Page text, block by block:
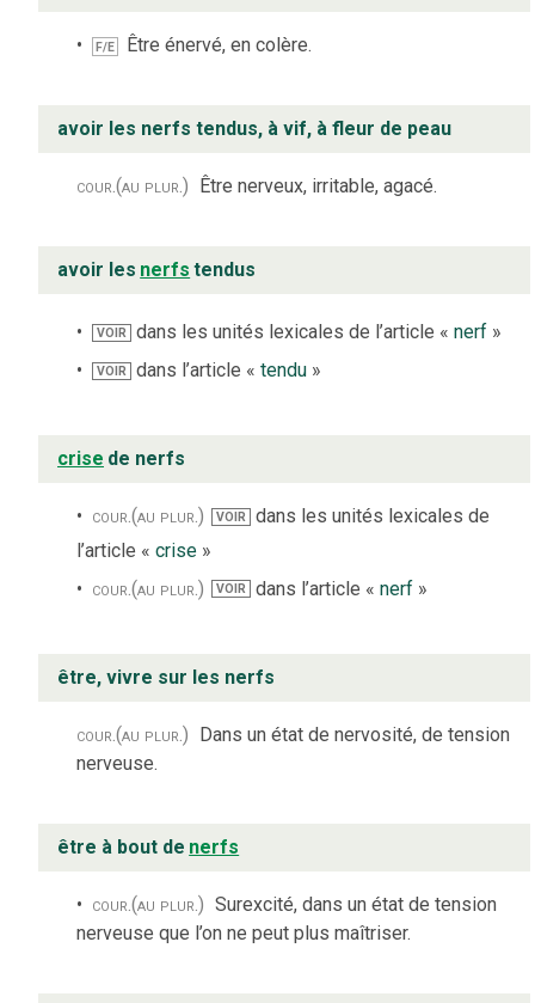
F/E Être énervé, en colère.
avoir les nerfs tendus, à vif, à fleur de peau
cour.(au plur.) Être nerveux, irritable, agacé.
avoir les nerfs tendus
VOIR dans les unités lexicales de l’article «nerf »
VOIR dans l’article «tendu »
crise de nerfs
cour.(au plur.) VOIR dans les unités lexicales de
l’article « crise »
cour. (au plur.) VOIR dans l’article « nerf»
être, vivre sur les nerfs
cour. (au plur.) Dans un état de nervosité, de tension
nerveuse.
être à bout de nerfs
cour. (au plur.) Surexcité, dans un état de tension
nerveuse que l’on ne peut plus maîtriser.